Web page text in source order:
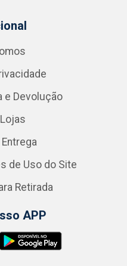
e Devolução
de Uso do Site
Retirada
APP